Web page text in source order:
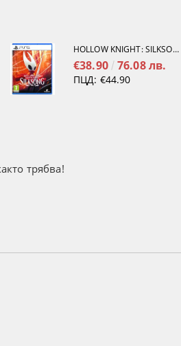
HOLLOW KNIGHT: SILKSONG [PS5]
€38.90 76.08 лв.
ПЦД: €44.90
трябва!